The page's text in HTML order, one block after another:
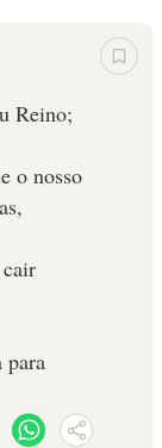
Nele (João
e todos
santo e
por nós
viver sob a
Rei dos Reis
Deus se cumpra
Reino;
o nosso
para